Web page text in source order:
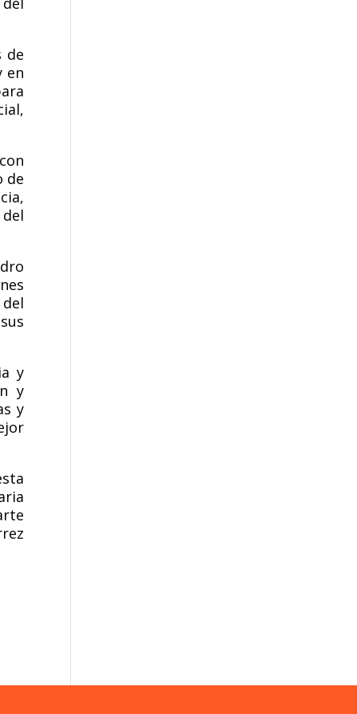
de
en
de
y
y
y